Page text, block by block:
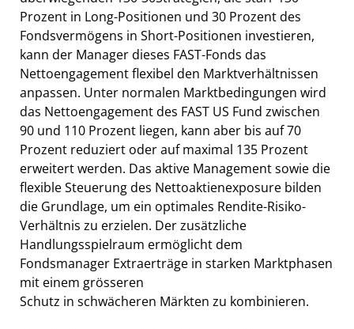
Prozent in Long-Positionen und 30 Prozent des
Fondsvermögens in Short-Positionen investieren,
kann der Manager dieses FAST-Fonds das
Nettoengagement flexibel den Marktverhältnissen
anpassen. Unter normalen Marktbedingungen wird
das Nettoengagement des FAST US Fund zwischen
90 und 110 Prozent liegen, kann aber bis auf 70
Prozent reduziert oder auf maximal 135 Prozent
erweitert werden. Das aktive Management sowie die
flexible Steuerung des Nettoaktienexposure bilden
die Grundlage, um ein optimales Rendite-Risiko-
Verhältnis zu erzielen. Der zusätzliche
Handlungsspielraum ermöglicht dem
Fondsmanager Extraerträge in starken Marktphasen
mit einem grösseren
Schutz in schwächeren Märkten zu kombinieren.